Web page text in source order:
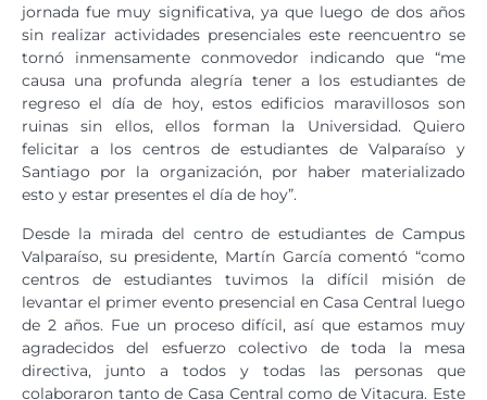
jornada fue muy significativa, ya que luego de dos años
sin realizar actividades presenciales este reencuentro se
tornó inmensamente conmovedor indicando que “me
causa una profunda alegría tener a los estudiantes de
regreso el día de hoy, estos edificios maravillosos son
ruinas sin ellos, ellos forman la Universidad. Quiero
felicitar a los centros de estudiantes de Valparaíso y
Santiago por la organización, por haber materializado
esto y estar presentes el día de hoy”.
Desde la mirada del centro de estudiantes de Campus
Valparaíso, su presidente, Martín García comentó “como
centros de estudiantes tuvimos la difícil misión de
levantar el primer evento presencial en Casa Central luego
de 2 años. Fue un proceso difícil, así que estamos muy
agradecidos del esfuerzo colectivo de toda la mesa
directiva, junto a todos y todas las personas que
colaboraron tanto de Casa Central como de Vitacura. Este